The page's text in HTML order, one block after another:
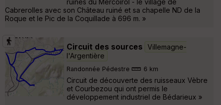
ruines du Mercoirol - le village de
Cabrerolles avec son Château ruiné et sa chapelle ND de la
Roque et le Pic de la Coquillade à 696 m. »
Circuit des sources
Villemagne-
l'Argentière
Randonnée Pédestre 6 km
Circuit de découverte des ruisseaux Vèbre
et Courbezou qui ont permis le
développement industriel de Bédarieux »